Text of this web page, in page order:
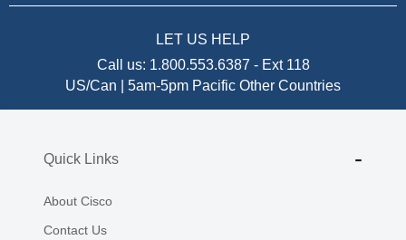
LET US HELP
Call us: 1.800.553.6387 - Ext 118
US/Can | 5am-5pm Pacific Other Countries